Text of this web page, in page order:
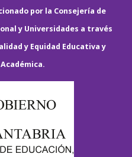
por la Consejería de
y Universidades a través
y Equidad Educativa y